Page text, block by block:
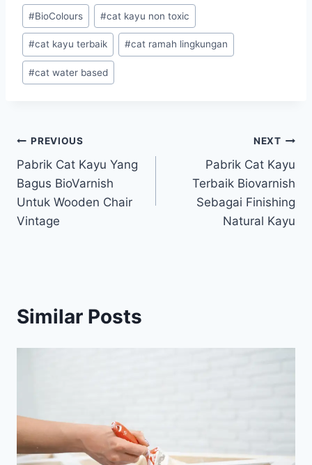
Post
Tags:
#BioColours #cat kayu non toxic
#cat kayu terbaik #cat ramah lingkungan
#cat water based
Post
navigation
PREVIOUS
Pabrik Cat Kayu Yang
Bagus BioVarnish
Untuk Wooden Chair
Vintage
NEXT
Pabrik Cat Kayu
Terbaik Biovarnish
Sebagai Finishing
Natural Kayu
Similar Posts